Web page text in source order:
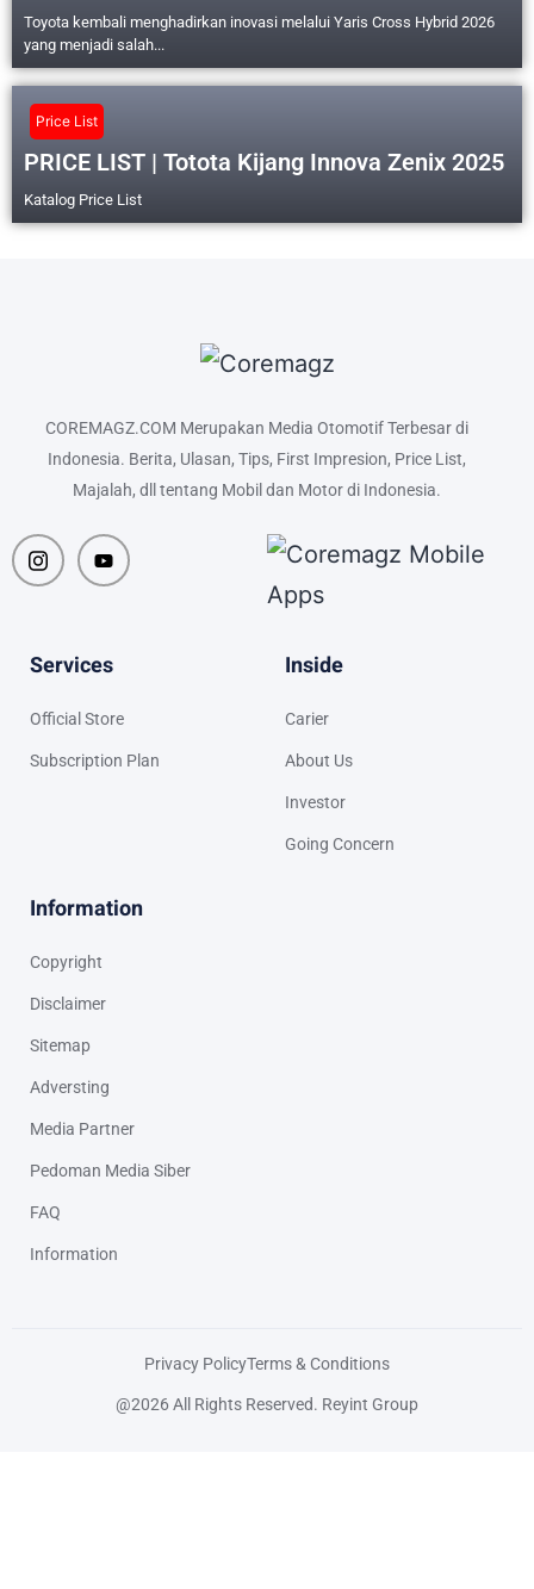
Toyota kembali menghadirkan inovasi melalui Yaris Cross Hybrid 2026
yang menjadi salah...
Price List
PRICE LIST | Totota Kijang Innova Zenix 2025
Katalog Price List
COREMAGZ.COM Merupakan Media Otomotif Terbesar di
Indonesia. Berita, Ulasan, Tips, First Impresion, Price List,
Majalah, dll tentang Mobil dan Motor di Indonesia.
Services
Official Store
Subscription Plan
Inside
Carier
About Us
Investor
Going Concern
Information
Copyright
Disclaimer
Sitemap
Adversting
Media Partner
Pedoman Media Siber
FAQ
Information
Privacy PolicyTerms & Conditions
@2026 All Rights Reserved. Reyint Group